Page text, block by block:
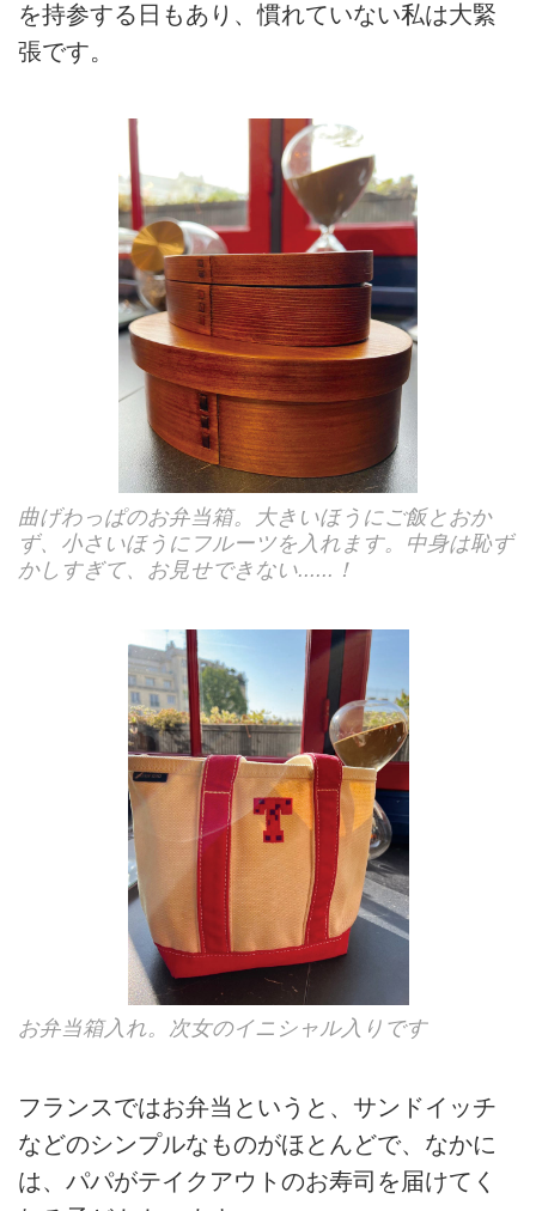
を持参する日もあり、慣れていない私は大緊
張です。
曲げわっぱのお弁当箱。大きいほうにご飯とおか
ず、小さいほうにフルーツを入れます。中身は恥ず
かしすぎて、お見せできない......！
お弁当箱入れ。次女のイニシャル入りです
フランスではお弁当というと、サンドイッチ
などのシンプルなものがほとんどで、なかに
は、パパがテイクアウトのお寿司を届けてく